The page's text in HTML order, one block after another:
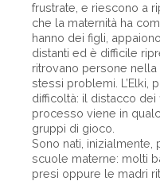
frustrate, e riescono a
che la maternità ha
hanno dei figli,
distanti ed è difficile
ritrovano persone
stessi problemi. L’Elki,
difficoltà: il distacco
processo viene in
gruppi di gioco.
Sono nati,
scuole materne: molti
presi oppure le madri